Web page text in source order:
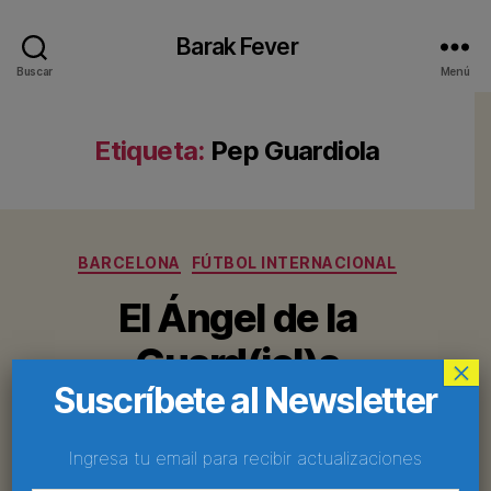
Buscar
Barak Fever
Menú
Etiqueta: Pep Guardiola
Categorías
BARCELONA FÚTBOL INTERNACIONAL
El Ángel de la
Guard(iol)a
Autor
la
PorBarak Fever
Fecha
la
15 de abril de 2010
Suscríbete al Newsletter
Ingresa tu email para recibir actualizaciones
×